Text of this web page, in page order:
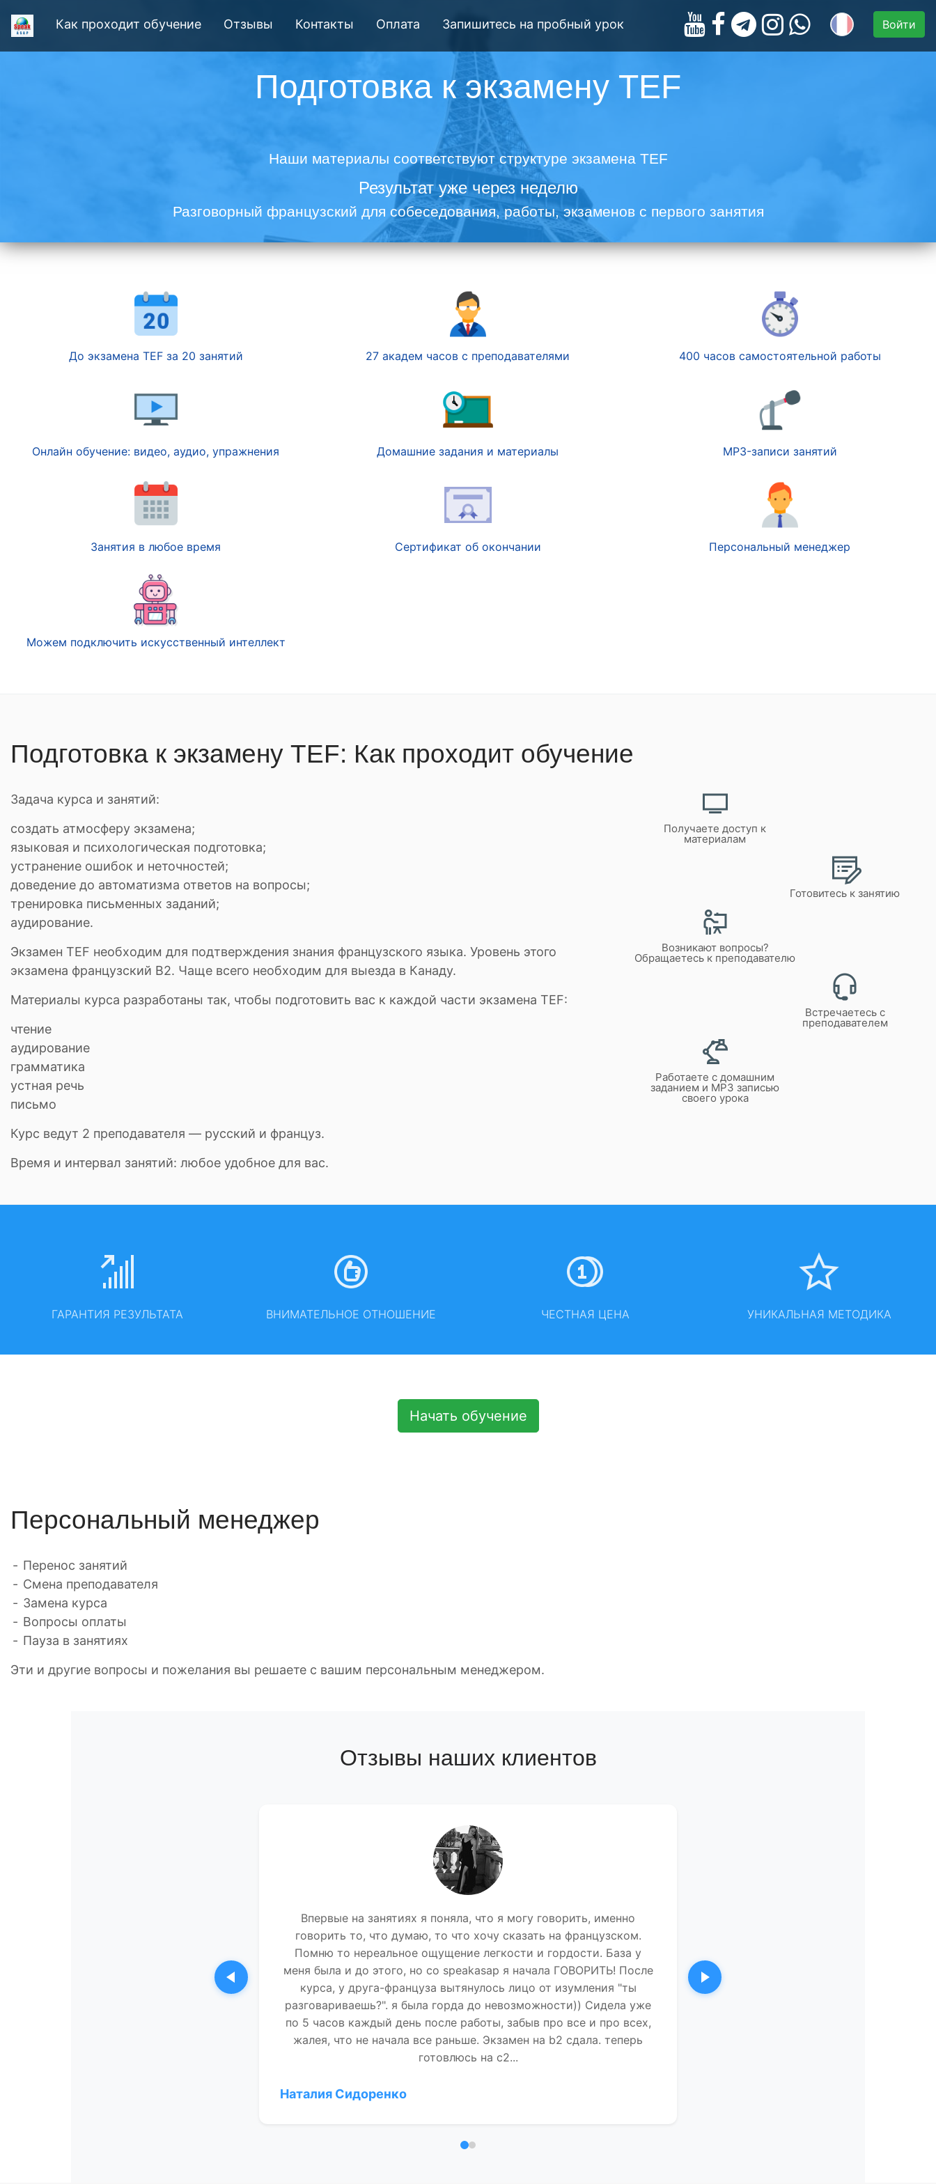
Как проходит обучение Отзывы Контакты Оплата Запишитесь на пробный урок Войти
Подготовка к экзамену TEF
Наши материалы соответствуют структуре экзамена TEF
Результат уже через неделю
Разговорный французский для собеседования, работы, экзаменов с первого занятия
До экзамена TEF за 20 занятий 27 академ часов с преподавателями 400 часов самостоятельной работы
Онлайн обучение: видео, аудио, упражнения Домашние задания и материалы MP3-записи занятий
Занятия в любое время Сертификат об окончании Персональный менеджер
Можем подключить искусственный интеллект
Подготовка к экзамену TEF: Как проходит обучение
Задача курса и занятий:
создать атмосферу экзамена;
языковая и психологическая подготовка;
устранение ошибок и неточностей;
доведение до автоматизма ответов на вопросы;
тренировка письменных заданий;
аудирование.
Экзамен TEF необходим для подтверждения знания французского языка. Уровень этого
экзамена французский B2. Чаще всего необходим для выезда в Канаду.
Материалы курса разработаны так, чтобы подготовить вас к каждой части экзамена TEF:
чтение
аудирование
грамматика
устная речь
письмо
Курс ведут 2 преподавателя — русский и француз.
Время и интервал занятий: любое удобное для вас.
Получаете доступ к
материалам
Готовитесь к занятию
Возникают вопросы?
Обращаетесь к преподавателю
Встречаетесь с
преподавателем
Работаете с домашним
заданием и MP3 записью
своего урока
ГАРАНТИЯ РЕЗУЛЬТАТА ВНИМАТЕЛЬНОЕ ОТНОШЕНИЕ ЧЕСТНАЯ ЦЕНА УНИКАЛЬНАЯ МЕТОДИКА
Начать обучение
Персональный менеджер
Перенос занятий
Смена преподавателя
Замена курса
Вопросы оплаты
Пауза в занятиях
Эти и другие вопросы и пожелания вы решаете с вашим персональным менеджером.
Отзывы наших клиентов
Предыдущий Следующий
Впервые на занятиях я поняла, что я могу говорить, именно
говорить то, что думаю, то что хочу сказать на французском.
Помню то нереальное ощущение легкости и гордости. База у
меня была и до этого, но со speakasap я начала ГОВОРИТЬ! После
курса, у друга-француза вытянулось лицо от изумления "ты
разговариваешь?". я была горда до невозможности)) Сидела уже
по 5 часов каждый день после работы, забыв про все и про всех,
жалея, что не начала все раньше. Экзамен на b2 сдала. теперь
готовлюсь на c2...
Наталия Сидоренко
Отзыв 1